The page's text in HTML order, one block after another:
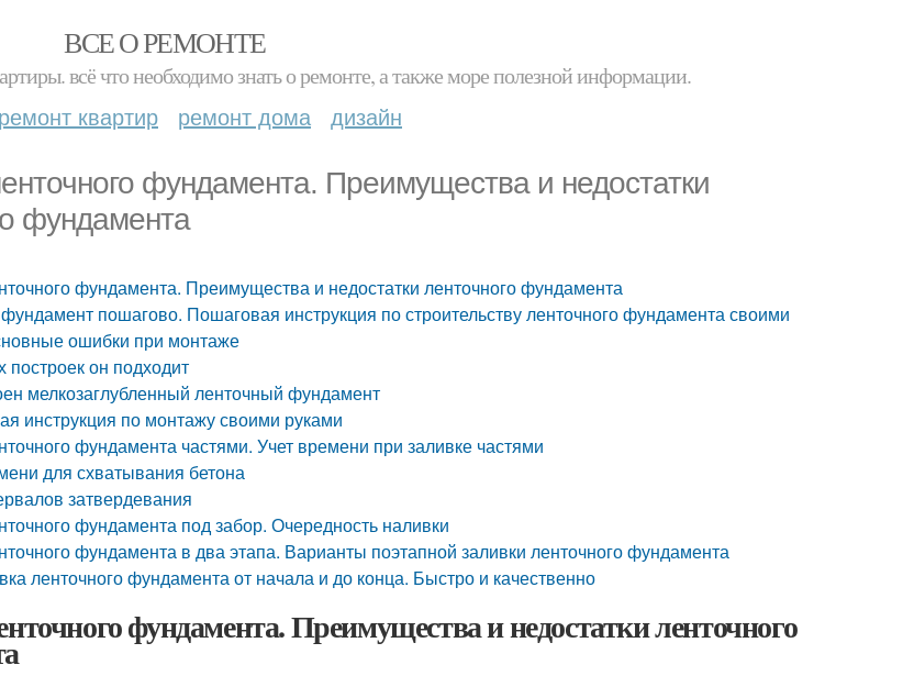
ВСЕ О РЕМОНТЕ
всё что необходимо знать о ремонте, а также море полезной информации.
ремонт квартир ремонт дома дизайн
фундамента. Преимущества и недостатки
фундамента
фундамента. Преимущества и недостатки ленточного фундамента
пошагово. Пошаговая инструкция по строительству ленточного фундамента своими
ошибки при монтаже
построек он подходит
мелкозаглубленный ленточный фундамент
инструкция по монтажу своими руками
фундамента частями. Учет времени при заливке частями
для схватывания бетона
затвердевания
фундамента под забор. Очередность наливки
фундамента в два этапа. Варианты поэтапной заливки ленточного фундамента
ленточного фундамента от начала и до конца. Быстро и качественно
фундамента. Преимущества и недостатки ленточного